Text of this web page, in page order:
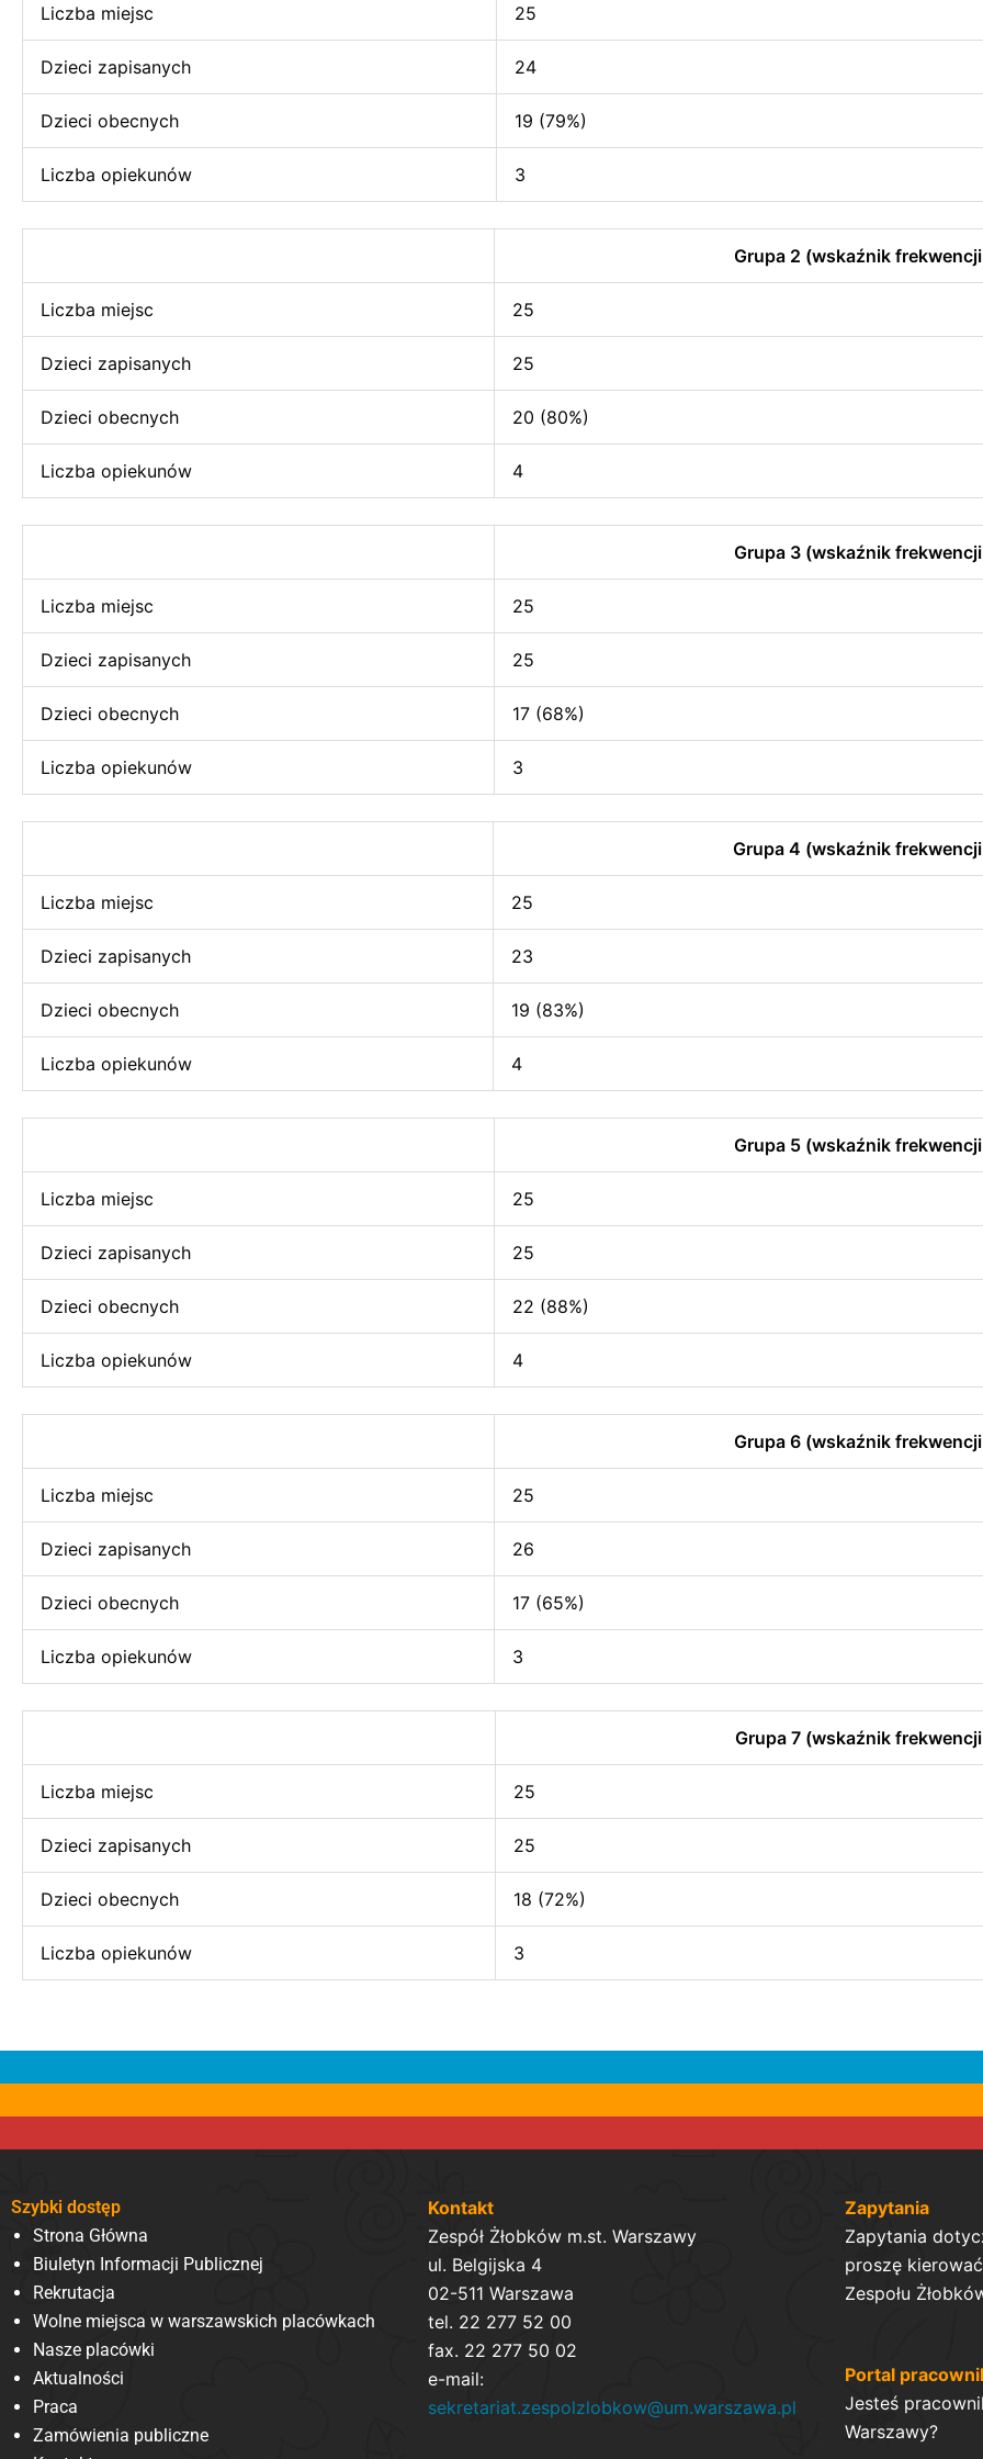
Liczba miejsc 25
Dzieci zapisanych 24
Dzieci obecnych 19 (79%)
Liczba opiekunów 3
Grupa 2 (wskaźnik
Liczba miejsc 25
Dzieci zapisanych 25
Dzieci obecnych 20 (80%)
Liczba opiekunów 4
Grupa 3 (wskaźnik
Liczba miejsc 25
Dzieci zapisanych 25
Dzieci obecnych 17 (68%)
Liczba opiekunów 3
Grupa 4 (wskaźnik
Liczba miejsc 25
Dzieci zapisanych 23
Dzieci obecnych 19 (83%)
Liczba opiekunów 4
Grupa 5 (wskaźnik
Liczba miejsc 25
Dzieci zapisanych 25
Dzieci obecnych 22 (88%)
Liczba opiekunów 4
Grupa 6 (wskaźnik
Liczba miejsc 25
Dzieci zapisanych 26
Dzieci obecnych 17 (65%)
Liczba opiekunów 3
Grupa 7 (wskaźnik
Liczba miejsc 25
Dzieci zapisanych 25
Dzieci obecnych 18 (72%)
Liczba opiekunów 3
Szybki dostęp
Strona Główna
Biuletyn Informacji Publicznej
Rekrutacja
Wolne miejsca w warszawskich placówkach
Nasze placówki
Aktualności
Praca
Zamówienia publiczne
Kontakt
Zespół Żłobków m.st. Warszawy
ul. Belgijska 4
02-511 Warszawa
tel. 22 277 52 00
fax. 22 277 50 02
e-mail:
sekretariat.zespolzlobkow@um.warszawa.pl
Zapytania
Zapytania
proszę
Zespołu
Portal
Jesteś
Warszawy?